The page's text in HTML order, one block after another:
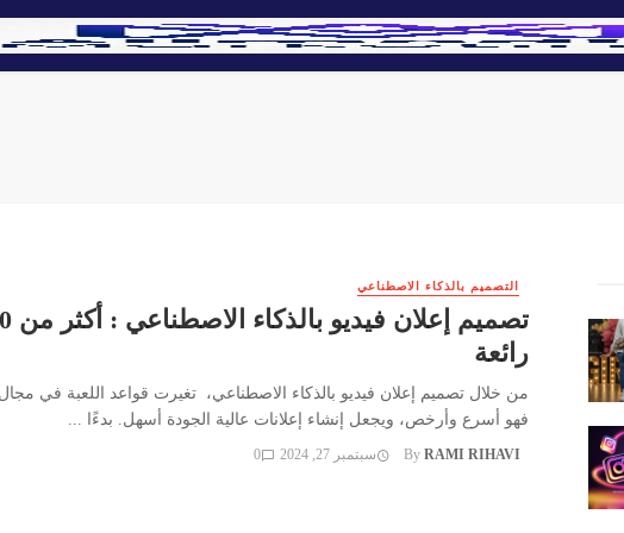
التصميم بالذكاء الاصطناعي
رائعة
من خلال تصميم إعلان فيديو بالذكاء الاصطناعي، تغيرت قواعد اللعبة في مجال
فهو أسرع وأرخص، ويجعل إنشاء إعلانات عالية الجودة أسهل. بدءًا ...
By RAMI RIHAVI سبتمبر 27, 2024 0